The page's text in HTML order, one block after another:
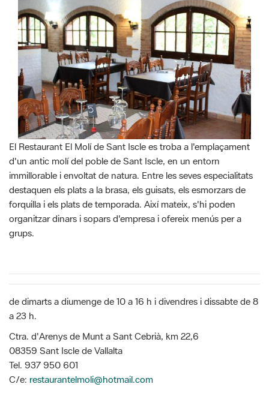
El Restaurant El Molí de Sant Iscle es troba a l'emplaçament
d'un antic molí del poble de Sant Iscle, en un entorn
immillorable i envoltat de natura. Entre les seves especialitats
destaquen els plats a la brasa, els guisats, els esmorzars de
forquilla i els plats de temporada. Així mateix, s'hi poden
organitzar dinars i sopars d'empresa i ofereix menús per a
grups.
de dimarts a diumenge de 10 a 16 h i divendres i dissabte de 8
a 23 h.
Ctra. d'Arenys de Munt a Sant Cebrià, km 22,6
08359 Sant Iscle de Vallalta
Tel. 937 950 601
C/e: restaurantelmoli@hotmail.com